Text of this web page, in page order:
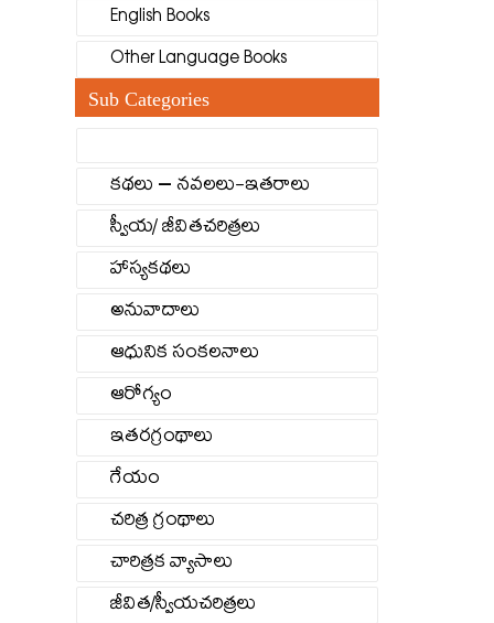
English Books
Other Language Books
Sub Categories
కథలు – నవలలు-ఇతరాలు
స్వీయ/ జీవితచరిత్రలు
హాస్యకథలు
అనువాదాలు
ఆధునిక సంకలనాలు
ఆరోగ్యం
ఇతరగ్రంథాలు
గేయం
చరిత్ర గ్రంథాలు
చారిత్రక వ్యాసాలు
జీవిత/స్వీయచరిత్రలు